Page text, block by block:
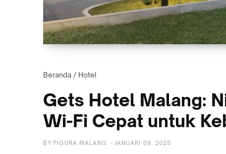
Beranda / Hotel
Gets Hotel Malang:
Wi-Fi Cepat untuk
BY PIGURA MALANG - JANUARI 09, 2025